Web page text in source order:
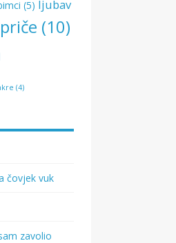
(5) ljubav
(10)
(4)
čovjek vuk
zavolio